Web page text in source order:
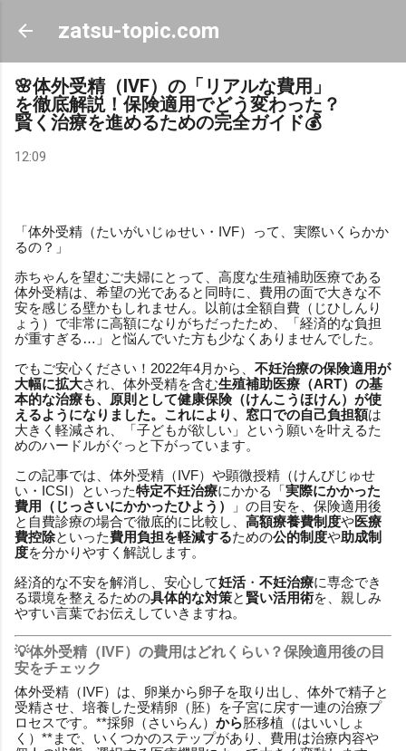
スキップしてメイン コンテンツに移動
zatsu-topic.com
🌸体外受精（IVF）の「リアルな費用」
を徹底解説！保険適用でどう変わった？
賢く治療を進めるための完全ガイド💰
12:09
「体外受精（たいがいじゅせい・IVF）って、実際いくらかか
るの？」
赤ちゃんを望むご夫婦にとって、高度な生殖補助医療である
体外受精は、希望の光であると同時に、費用の面で大きな不
安を感じる壁かもしれません。以前は全額自費（じひしんり
ょう）で非常に高額になりがちだったため、「経済的な負担
が重すぎる…」と悩んでいた方も少なくありませんでした。
でもご安心ください！2022年4月から、 不妊治療の保険適用が
大幅に拡大され、体外受精を含む生殖補助医療（ART） の基
本的な治療も、原則として健康保険（けんこうほけん） が使
えるようになりました。これにより、窓口での自己負担額は
大きく軽減され、「子どもが欲しい」という願いを叶えるた
めのハードルがぐっと下がっています。
この記事では、体外受精（IVF）や顕微授精（けんびじゅせ
い・ICSI）といった特定不妊治療にかかる「実際にかかった
費用（じっさいにかかったひよう）
」の目安を、保険適用後
と自費診療の場合で徹底的に比較し、 高額療養費制度や医療
費控除といった費用負担を軽減するための公的制度や助成制
度を分かりやすく解説します。
経済的な不安を解消し、安心して妊活・ 不妊治療に専念でき
る環境を整えるための具体的な対策と 賢い活用術を、親しみ
やすい言葉でお伝えしていきますね。
💡体外受精（IVF）の費用はどれくらい？保険適用後の目
安をチェック
体外受精（IVF）は、卵巣から卵子を取り出し、体外で精子と
受精させ、培養した受精卵（胚）を子宮に戻す一連の治療プ
ロセスです。**採卵（さいらん） から胚移植（はいいしょ
く）**まで、いくつかのステップがあり、費用は治療内容や